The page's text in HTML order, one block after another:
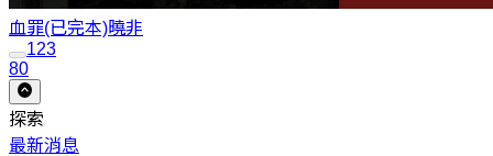
血罪(已完本)曉非
123
80
探索
最新消息